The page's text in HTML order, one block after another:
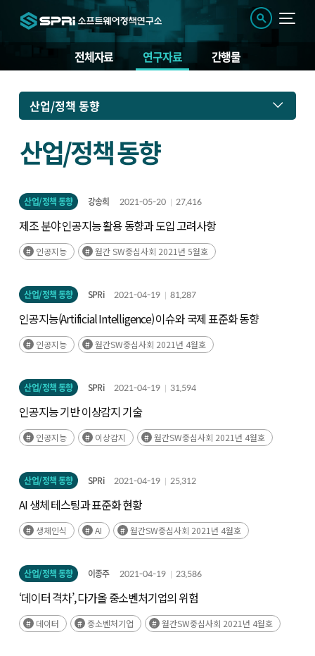
전체자료 연구자료 간행물
산업/정책 동향
산업/정책 동향
산업/정책 동향 강송희 2021-05-20 27,416
제조 분야 인공지능 활용 동향과 도입 고려사항
인공지능 월간 SW중심사회 2021년 5월호
산업/정책 동향 SPRi 2021-04-19 81,287
인공지능(Artificial Intelligence) 이슈와 국제 표준화 동향
인공지능 월간SW중심사회 2021년 4월호
산업/정책 동향 SPRi 2021-04-19 31,594
인공지능 기반 이상감지 기술
인공지능 이상감지 월간SW중심사회 2021년 4월호
산업/정책 동향 SPRi 2021-04-19 25,312
AI 생체 테스팅과 표준화 현황
생체인식 AI 월간SW중심사회 2021년 4월호
산업/정책 동향 이종주 2021-04-19 23,586
‘데이터 격차’, 다가올 중소벤처기업의 위험
데이터 중소벤처기업 월간SW중심사회 2021년 4월호